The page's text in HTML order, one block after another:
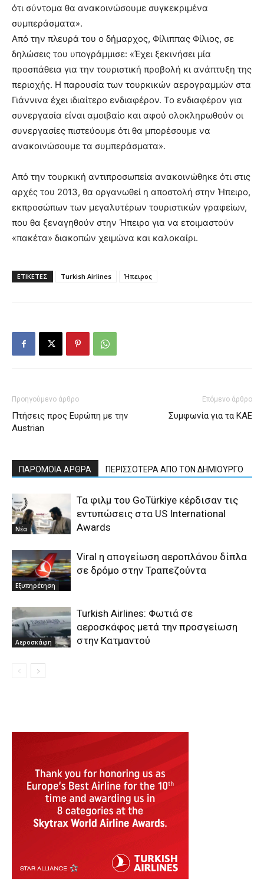
ότι σύντομα θα ανακοινώσουμε συγκεκριμένα
συμπεράσματα».
Από την πλευρά του ο δήμαρχος, Φίλιππας Φίλιος, σε
δηλώσεις του υπογράμμισε: «Έχει ξεκινήσει μία
προσπάθεια για την τουριστική προβολή κι ανάπτυξη της
περιοχής. Η παρουσία των τουρκικών αερογραμμών στα
Γιάννινα έχει ιδιαίτερο ενδιαφέρον. Το ενδιαφέρον για
συνεργασία είναι αμοιβαίο και αφού ολοκληρωθούν οι
συνεργασίες πιστεύουμε ότι θα μπορέσουμε να
ανακοινώσουμε τα συμπεράσματα».
Από την τουρκική αντιπροσωπεία ανακοινώθηκε ότι στις
αρχές του 2013, θα οργανωθεί η αποστολή στην Ήπειρο,
εκπροσώπων των μεγαλυτέρων τουριστικών γραφείων,
που θα ξεναγηθούν στην Ήπειρο για να ετοιμαστούν
«πακέτα» διακοπών χειμώνα και καλοκαίρι.
ΕΤΙΚΕΤΕΣ Turkish Airlines Ήπειρος
Προηγούμενο άρθρο
Πτήσεις προς Ευρώπη με την
Austrian
Επόμενο άρθρο
Συμφωνία για τα ΚΑΕ
ΠΑΡΟΜΟΙΑ ΑΡΘΡΑ ΠΕΡΙΣΣΟΤΕΡΑ ΑΠΟ ΤΟΝ ΔΗΜΙΟΥΡΓΟ
Νέα
Τα φιλμ του GoTürkiye κέρδισαν τις
εντυπώσεις στα US International
Awards
Εξυπηρέτηση
Viral η απογείωση αεροπλάνου δίπλα
σε δρόμο στην Τραπεζούντα
Αεροσκάφη
Turkish Airlines: Φωτιά σε
αεροσκάφος μετά την προσγείωση
στην Κατμαντού